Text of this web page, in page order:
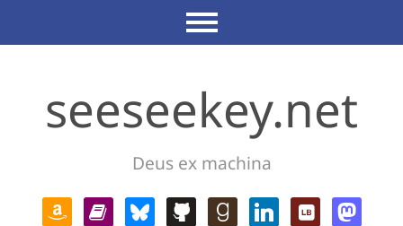
seeseekey.net
Deus ex machina